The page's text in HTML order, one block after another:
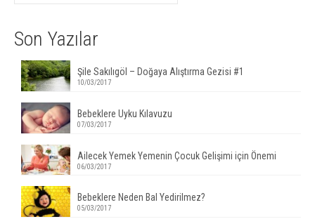
Son Yazılar
Şile Sakılıgöl – Doğaya Alıştırma Gezisi #1
10/03/2017
Bebeklere Uyku Kılavuzu
07/03/2017
Ailecek Yemek Yemenin Çocuk Gelişimi için Önemi
06/03/2017
Bebeklere Neden Bal Yedirilmez?
05/03/2017